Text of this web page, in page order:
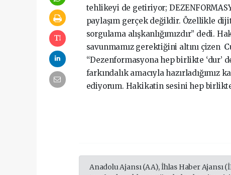
tehlikeyi de getiriyor;
paylaşım gerçek değildir. Özellikle
sorgulama alışkanlığımızdır” dedi.
savunmamız gerektiğini altını çizen
“Dezenformasyona hep birlikte ‘dur’
farkındalık amacıyla
ediyorum. Hakikatin sesini hep
Anadolu Ajansı (AA), İhlas Haber Ajansı